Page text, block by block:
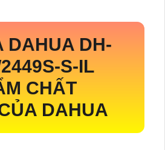
DAHUA DH-
S-IL
CHẤT
DAHUA